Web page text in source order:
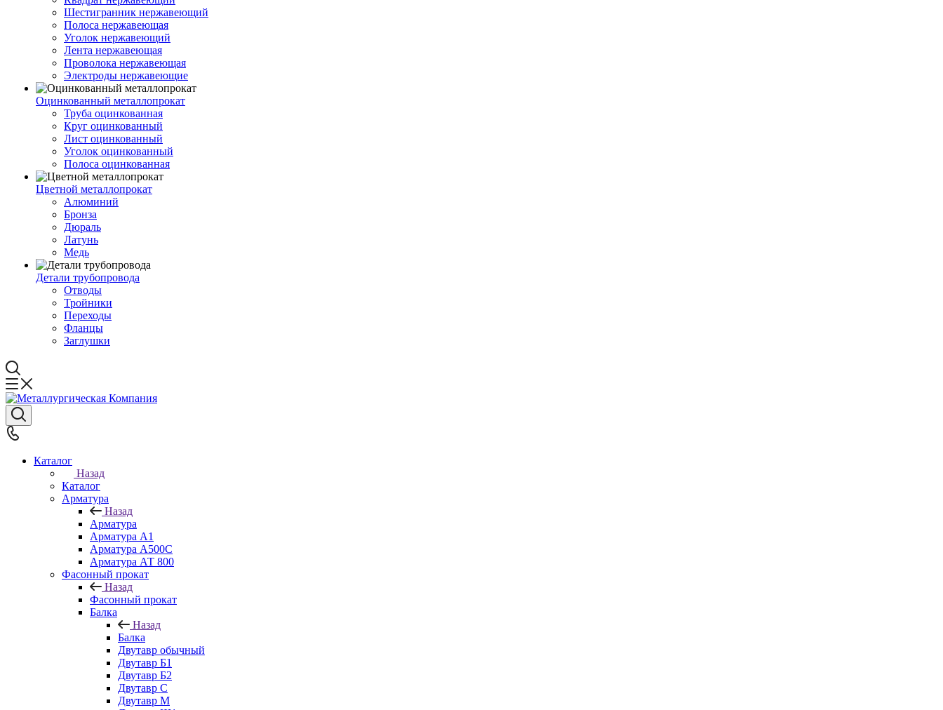
Шестигранник нержавеющий
Полоса нержавеющая
Уголок нержавеющий
Лента нержавеющая
Проволока нержавеющая
Электроды нержавеющие
Оцинкованный металлопрокат
Труба оцинкованная
Круг оцинкованный
Лист оцинкованный
Уголок оцинкованный
Полоса оцинкованная
Цветной металлопрокат
Алюминий
Бронза
Дюраль
Латунь
Медь
Детали трубопровода
Отводы
Тройники
Переходы
Фланцы
Заглушки
Каталог
Назад
Каталог
Арматура
Назад
Арматура
Арматура А1
Арматура А500С
Арматура АТ 800
Фасонный прокат
Назад
Фасонный прокат
Балка
Назад
Балка
Двутавр обычный
Двутавр Б1
Двутавр Б2
Двутавр С
Двутавр М